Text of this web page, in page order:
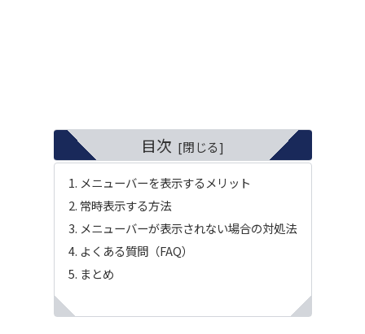
目次
メニューバーを表示するメリット
常時表示する方法
メニューバーが表示されない場合の対処法
よくある質問（FAQ）
まとめ